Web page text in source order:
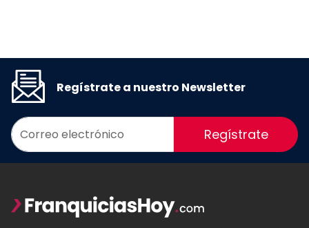
Regístrate a nuestro Newsletter
Regístrate